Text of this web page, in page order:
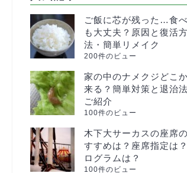
ご飯に芯が残った…食
も大丈夫？原因と復活方
法・簡単リメイク
200件のビュー
家の中のナメクジどこ
来る？簡単対策と退治
ご紹介
100件のビュー
木下大サーカスの座席
すすめは？座席指定は
ログラムは？
100件のビュー